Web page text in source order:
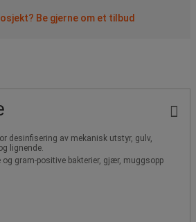
Be gjerne om et tilbud
desinfisering av mekanisk utstyr, gulv,
lignende.
og gram-positive bakterier, gjær, muggsopp